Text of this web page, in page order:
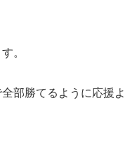
。
部勝てるように応援よ